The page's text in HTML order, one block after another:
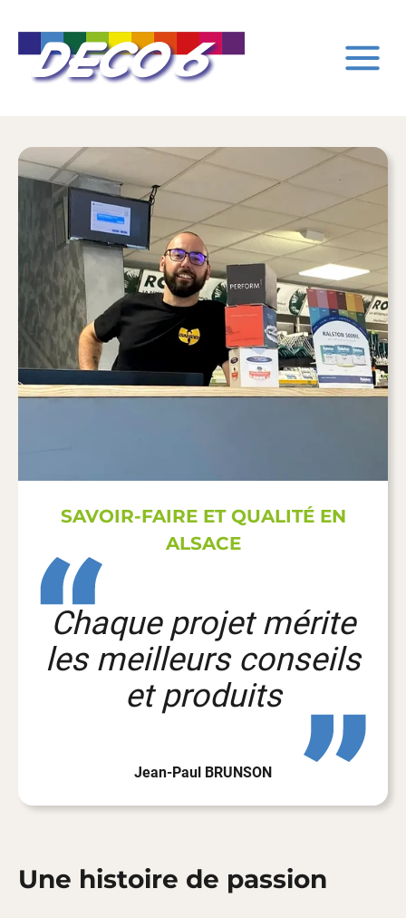
SAVOIR-FAIRE ET QUALITÉ EN
ALSACE
Chaque projet mérite
les meilleurs conseils
et produits
Jean-Paul BRUNSON
Une histoire de passion